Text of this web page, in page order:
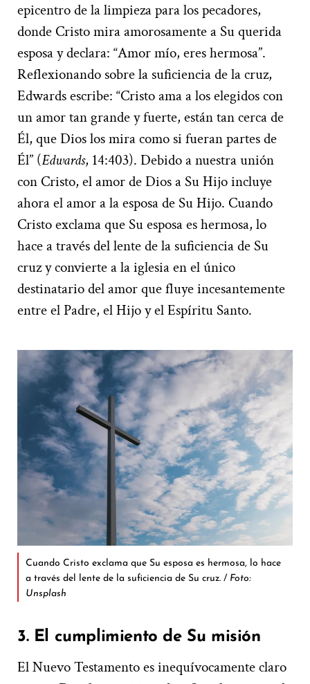
epicentro de la limpieza para los pecadores,
donde Cristo mira amorosamente a Su querida
esposa y declara: “Amor mío, eres hermosa”.
Reflexionando sobre la suficiencia de la cruz,
Edwards escribe: “Cristo ama a los elegidos con
un amor tan grande y fuerte, están tan cerca de
Él, que Dios los mira como si fueran partes de
Él” (Edwards, 14:403). Debido a nuestra unión
con Cristo, el amor de Dios a Su Hijo incluye
ahora el amor a la esposa de Su Hijo. Cuando
Cristo exclama que Su esposa es hermosa, lo
hace a través del lente de la suficiencia de Su
cruz y convierte a la iglesia en el único
destinatario del amor que fluye incesantemente
entre el Padre, el Hijo y el Espíritu Santo.
Cuando Cristo exclama que Su esposa es hermosa, lo hace
a través del lente de la suficiencia de Su cruz. / Foto:
Unsplash
3. El cumplimiento de Su misión
El Nuevo Testamento es inequívocamente claro